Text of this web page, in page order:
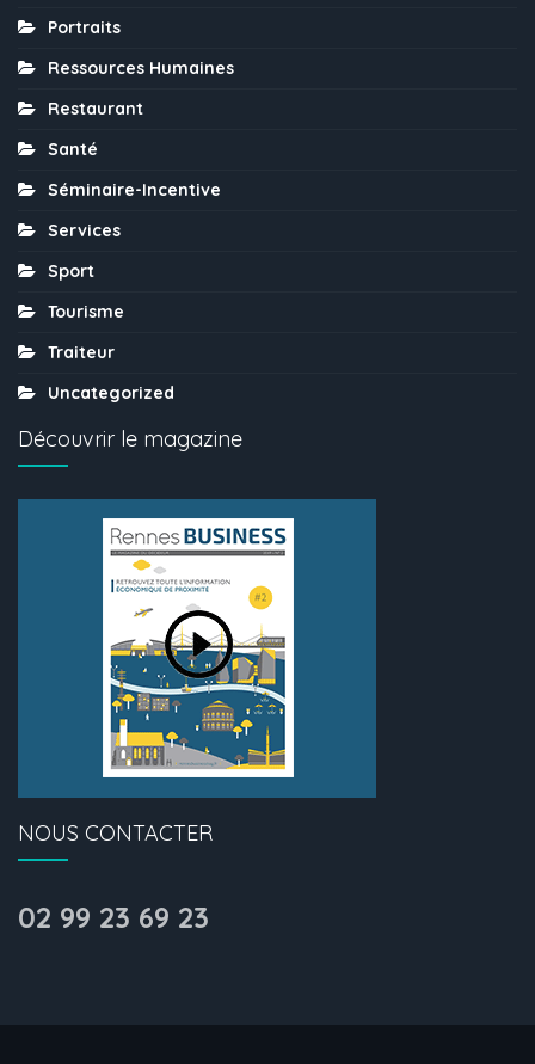
Portraits
Ressources Humaines
Restaurant
Santé
Séminaire-Incentive
Services
Sport
Tourisme
Traiteur
Uncategorized
Découvrir le magazine
NOUS CONTACTER
02 99 23 69 23